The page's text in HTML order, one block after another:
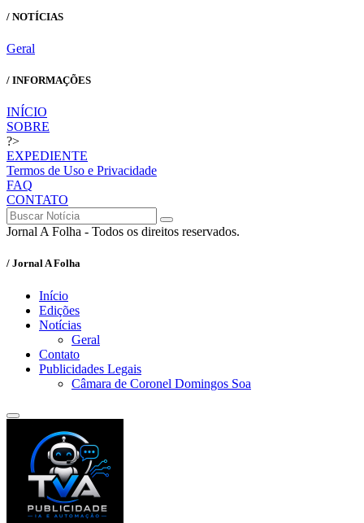
/ NOTÍCIAS
Geral
/ INFORMAÇÕES
INÍCIO
SOBRE
?>
EXPEDIENTE
Termos de Uso e Privacidade
FAQ
CONTATO
Jornal A Folha - Todos os direitos reservados.
/ Jornal A Folha
Início
Edições
Notícias
Geral
Contato
Publicidades Legais
Câmara de Coronel Domingos Soa